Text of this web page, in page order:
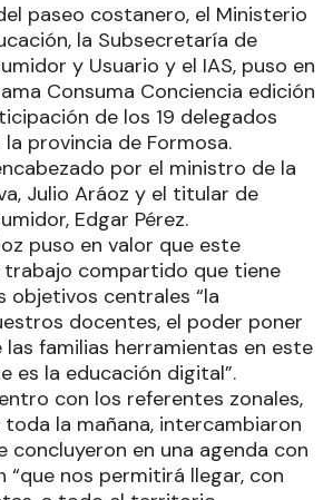
paseo costanero, el Ministerio
la Subsecretaría de
y Usuario y el IAS, puso en
Consuma Conciencia edición
de los 19 delegados
provincia de Formosa.
por el ministro de la
Julio Aráoz y el titular de
Edgar Pérez.
puso en valor que este
trabajo compartido que tiene
objetivos centrales “la
docentes, el poder poner
las familias herramientas en este
es la educación digital”.
con los referentes zonales,
la mañana, intercambiaron
concluyeron en una agenda con
“que nos permitirá llegar, con